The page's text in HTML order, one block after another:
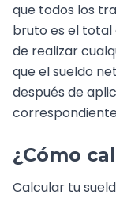
que todos los
bruto es el
de realizar
que el sueldo
después de
¿Cómo
Calcular tu